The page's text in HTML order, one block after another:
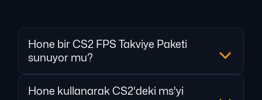
Hone bir CS2 FPS Takviye Paketi
sunuyor mu?
Hone kullanarak CS2'deki ms'yi